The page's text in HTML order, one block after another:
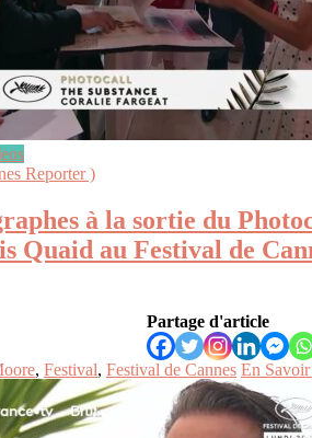
Reporter )
à la sortie du
Quaid au Festival de
Partage d'article
, Festival, Festival de Cannes En